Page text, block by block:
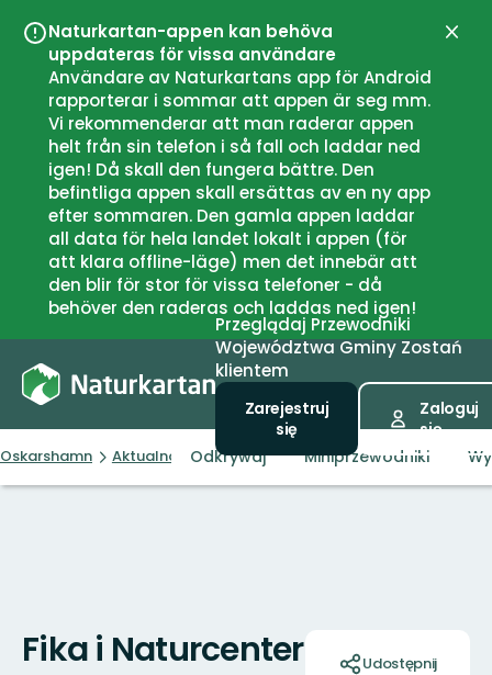
Naturkartan-appen kan behöva
uppdateras för vissa användare
Användare av Naturkartans app för Android
rapporterar i sommar att appen är seg mm.
Vi rekommenderar att man raderar appen
helt från sin telefon i så fall och laddar ned
igen! Då skall den fungera bättre. Den
befintliga appen skall ersättas av en ny app
efter sommaren. Den gamla appen laddar
all data för hela landet lokalt i appen (för
att klara offline-läge) men det innebär att
den blir för stor för vissa telefoner - då
behöver den raderas och laddas ned igen!
Przeglądaj Przewodniki
Województwa Gminy Zostań
klientem
Zarejestruj
się
Zaloguj
się
Oskarshamn Aktualności Fika i Naturcenter
Odkrywaj Miniprzewodniki
Fika i Naturcenter Udostępnij